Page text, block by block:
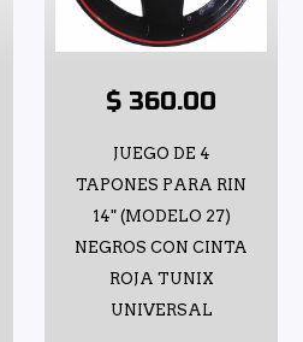
$ 360.00
JUEGO DE 4
TAPONES PARA RIN
14" (MODELO 27)
NEGROS CON CINTA
ROJA TUNIX
UNIVERSAL